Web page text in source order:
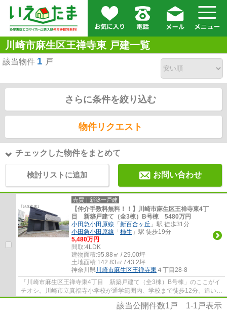
川崎市麻生区王禅寺東 戸建一覧
該当物件 1 戸
さらに条件を絞り込む
物件リクエスト
チェックした物件をまとめて
検討リストに追加 お問い合わせ
売買｜新築一戸建
【仲介手数料無料！！】川崎市麻生区王禅寺東4丁
目 新築戸建て（全3棟）B号棟 5480万円
小田急小田原線 「新百合ヶ丘 」駅 徒歩31分
小田急小田原線 「柿生 」駅 徒歩19分
5,480万円
間取:4LDK
建物面積:95.88㎡ / 29.00坪
土地面積:142.83㎡ / 43.2坪
神奈川県 川崎市麻生区王禅寺東 ４丁目28-8
「川崎市麻生区王禅寺東4丁目 新築戸建て（全3棟）B号棟」のここがイ
チオシ。川崎市立真福寺小学校が通学範囲内、学校まで徒歩12分。追い焚
き機能で冷めたお湯も温め直せます。きれい...
該当公開件数1 戸 1-1 戸表示